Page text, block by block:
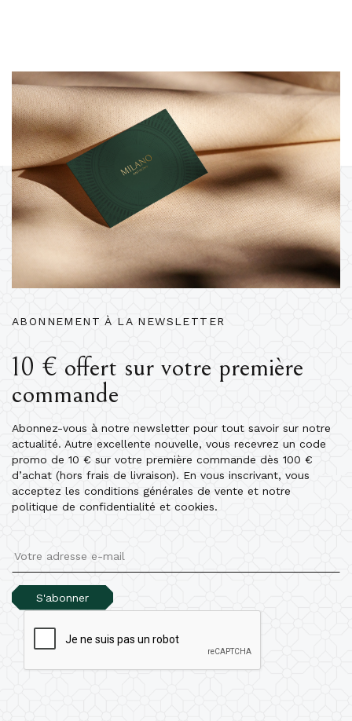
ABONNEMENT À LA NEWSLETTER
10 € offert sur votre première
commande
Abonnez-vous à notre newsletter pour tout savoir sur notre
actualité. Autre excellente nouvelle, vous recevrez un code
promo de 10 € sur votre première commande dès 100 €
d’achat (hors frais de livraison). En vous inscrivant, vous
acceptez les conditions générales de vente et notre
politique de confidentialité et cookies.
S'abonner